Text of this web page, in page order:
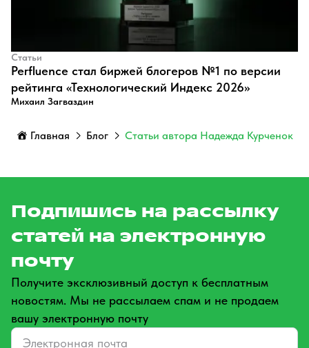
Статьи
Perfluence стал биржей блогеров №1 по версии
рейтинга «Технологический Индекс 2026»
Михаил Загваздин
Главная Блог Статьи автора Надежда Курченок
Подпишись на рассылку
статей на электронную
почту
Получите эксклюзивный доступ к бесплатным
новостям. Мы не рассылаем спам и не продаем
вашу электронную почту